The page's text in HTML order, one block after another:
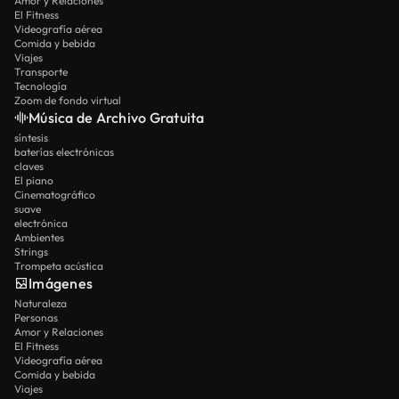
El Fitness
Videografía aérea
Comida y bebida
Viajes
Transporte
Tecnología
Zoom de fondo virtual
Música de Archivo Gratuita
síntesis
baterías electrónicas
claves
El piano
Cinematográfico
suave
electrónica
Ambientes
Strings
Trompeta acústica
Imágenes
Naturaleza
Personas
Amor y Relaciones
El Fitness
Videografía aérea
Comida y bebida
Viajes